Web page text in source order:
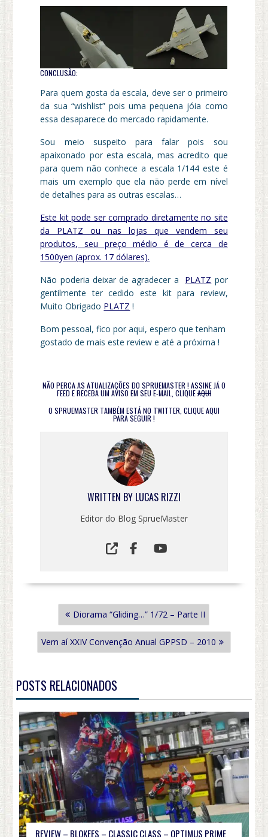
CONCLUSÃO:
Para quem gosta da escala, deve ser o primeiro
da sua “wishlist” pois uma pequena jóia como
essa desaparece do mercado rapidamente.
Sou meio suspeito para falar pois sou
apaixonado por esta escala, mas acredito que
para quem não conhece a escala 1/144 este é
mais um exemplo que ela não perde em nível
de detalhes para as outras escalas…
Este kit pode ser comprado diretamente no site
da PLATZ ou nas lojas que vendem seu
produtos, seu preço médio é de cerca de
1500yen (aprox. 17 dólares).
Não poderia deixar de agradecer a PLATZ por
gentilmente ter cedido este kit para review,
Muito Obrigado PLATZ !
Bom pessoal, fico por aqui, espero que tenham
gostado de mais este review e até a próxima !
NÃO PERCA AS ATUALIZAÇÕES DO SPRUEMASTER ! ASSINE JÁ O
FEED E RECEBA UM AVISO EM SEU E-MAIL, CLIQUEAQUI
O SPRUEMASTER TAMBÉM ESTÁ NO TWITTER, CLIQUEAQUI
PARA SEGUIR !
WRITTEN BY LUCAS RIZZI
Editor do Blog SprueMaster
NAVEGAÇÃO
POST
Diorama “Gliding…” 1/72 – Parte II
Vem aí XXIV Convenção Anual GPPSD – 2010
POSTS RELACIONADOS
REVIEW – BLOKEES – CLASSIC CLASS – OPTIMUS PRIME